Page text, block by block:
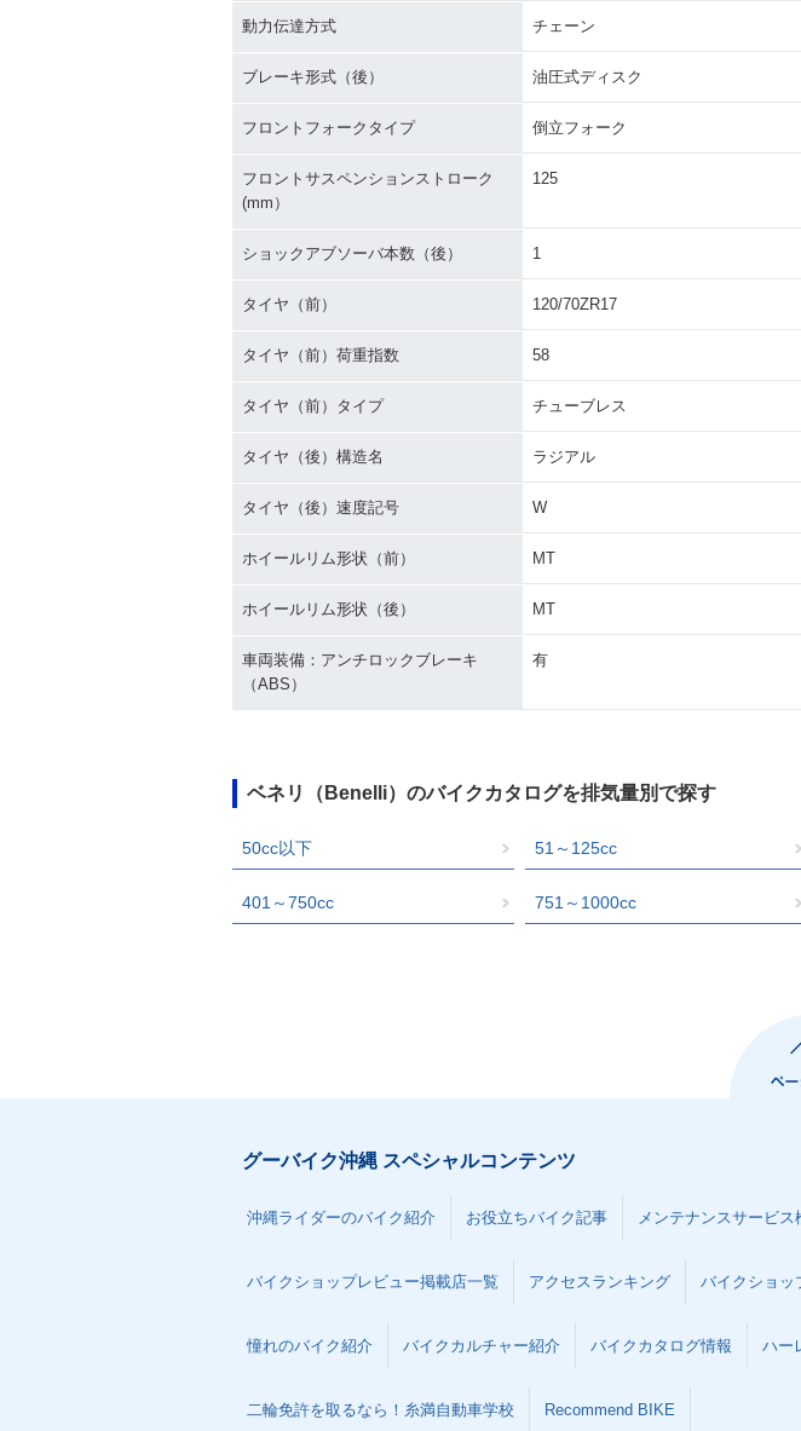
動力伝達方式 チェーン
ブレーキ形式（後） 油圧式ディスク
フロントフォークタイプ 倒立フォーク
フロントサスペンションストローク
(mm）
125
ショックアブソーバ本数（後） 1
タイヤ（前） 120/70ZR17
タイヤ（前）荷重指数 58
タイヤ（前）タイプ チューブレス
タイヤ（後）構造名 ラジアル
タイヤ（後）速度記号 W
ホイールリム形状（前） MT
ホイールリム形状（後） MT
車両装備：アンチロックブレーキ
（ABS）
有
ベネリ（Benelli）のバイクカタログを排気量別で探す
50cc以下 51～125cc
401～750cc 751～1000cc
グーバイク沖縄 スペシャルコンテンツ
沖縄ライダーのバイク紹介 お役立ちバイク記事 メンテナンスサービス
バイクショップレビュー掲載店一覧 アクセスランキング バイクショッ
憧れのバイク紹介 バイクカルチャー紹介 バイクカタログ情報 ハー
二輪免許を取るなら！糸満自動車学校 Recommend BIKE